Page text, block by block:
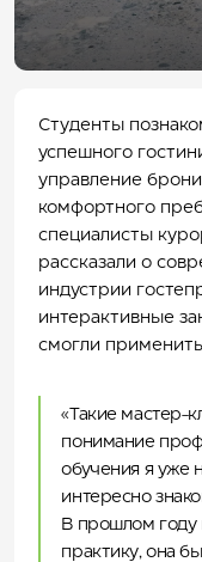
Экскурсии по Алтаю
Вертолетные
Полеты на парапланах
Главные события
Расписание событий
АКТИВНЫЙ ОТДЫХ
Центр летних
Байк-парк
Вейк-парк
Туры на
Летняя спортивная
ПРОГУЛОЧНЫЕ
КАНАТНЫЕ ДОРОГИ
О парке
Родельбан
Тюбинг
Расписание
ДЕТЯМ
Детский досуговый
Парк приключений
Спецпредложения
Термальный комплекс
СПА-процедуры
Баня «Вода»
Баня «Лесная»
РЕСТОРАНЫ И БАРЫ
Ресторан «Чилим»
Ресторан «Манжара»
Ресторан «Горный»
Детское кафе
Ресторан шведская
Лобби-бар
Гриль-бар «Огниво»
Фитобар
ДЛЯ БИЗНЕСА
Мероприятия на
Сотрудничество
Свадьбы
УСЛУГИ И СЕРВИС
Трансфер
Сервис аренды
Аренда автодомов
КУРОРТ
О курорте
Веб-камеры
Карьера
Центр компетенций
Пресс-центр
Правила курорта
Правила
Комплаенс и
КОНТАКТЫ
8-800-301-66-55
Студенты
успешного
управление
комфортного
специалисты
рассказали о
индустрии
интерактивные
смогли
«Такие мастер-
понимание
обучения я уже
интересно
В прошлом году
практику, она